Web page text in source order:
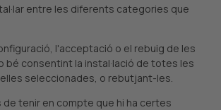
entre les diferents categories que
l'acceptació o el rebuig de les
bé consentint la instal·lació de totes les
seleccionades, o rebutjant-les.
de tenir en compte que hi ha certes